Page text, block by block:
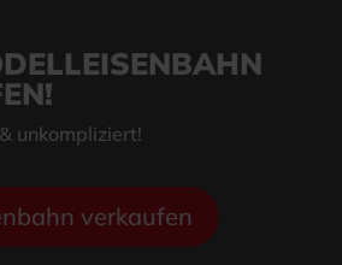
unkompliziert!
verkaufen